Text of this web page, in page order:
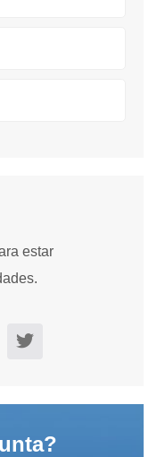
estar